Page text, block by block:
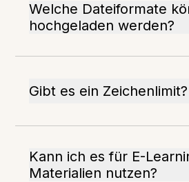
Welche Dateiformate
hochgeladen werden?
Gibt es ein Zeichenlimit?
Kann ich es für E-
Materialien nutzen?